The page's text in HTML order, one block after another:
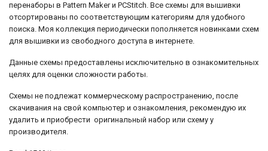
перенаборы в Pattern Maker и PCStitch. Все схемы для вышивки
отсортированы по соответствующим категориям для удобного
поиска. Моя коллекция периодически пополняется новинками схем
для вышивки из свободного доступа в интернете.
Данные схемы предоставлены исключительно в ознакомительных
целях для оценки сложности работы.
Схемы не подлежат коммерческому распространению, после
скачивания на свой компьютер и ознакомления, рекомендую их
удалить и приобрести оригинальный набор или схему у
производителя.